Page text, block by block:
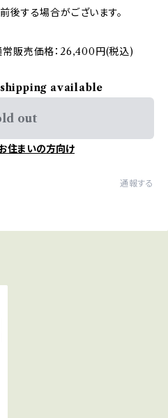
後する場合がございます。
販売価格：26,400円(税込)
available
out
住まいの方向け
通報する